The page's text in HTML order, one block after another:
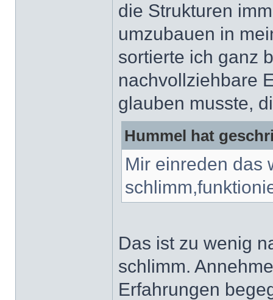
die Strukturen
umzubauen in
sortierte ich ganz
nachvollziehbare
glauben musste,
Hummel hat
Mir einreden das
Das ist zu wenig
schlimm.
Erfahrungen